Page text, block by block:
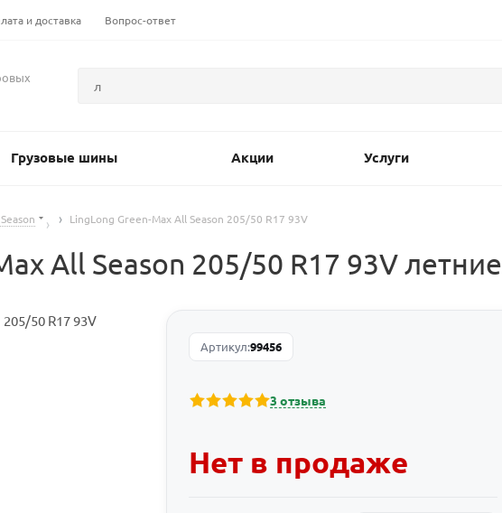
и доставка Вопрос-ответ
Грузовые шины Акции Услуги
LingLong Green-Max All Season 205/50 R17 93V
All Season 205/50 R17 93V летние
Артикул:99456
3 отзыва
Нет в продаже